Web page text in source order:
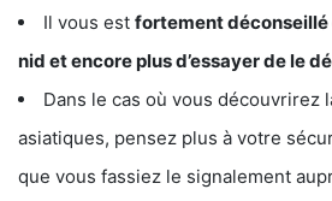
Il vous est fortement déconseillé
nid et encore plus d’essayer de le
Dans le cas où vous découvrirez
asiatiques, pensez plus à votre
que vous fassiez le signalement